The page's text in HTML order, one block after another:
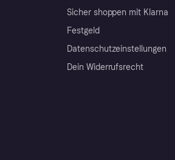
Sicher shoppen mit Klarna
Festgeld
Datenschutzeinstellungen
Dein Widerrufsrecht